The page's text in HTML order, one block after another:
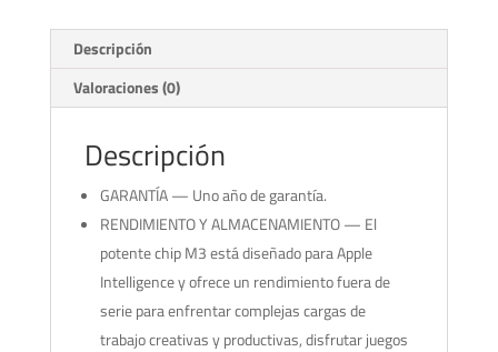
cantidad
Descripción
Valoraciones (0)
Descripción
GARANTÍA — Uno año de garantía.
RENDIMIENTO Y ALMACENAMIENTO — El
potente chip M3 está diseñado para Apple
Intelligence y ofrece un rendimiento fuera de
serie para enfrentar complejas cargas de
trabajo creativas y productivas, disfrutar juegos